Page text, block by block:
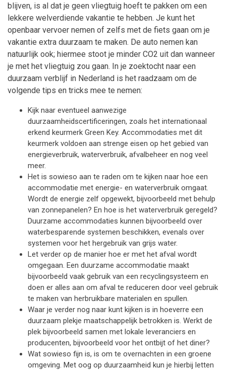
blijven, is al dat je geen vliegtuig hoeft te pakken om een
lekkere welverdiende vakantie te hebben. Je kunt het
openbaar vervoer nemen of zelfs met de fiets gaan om je
vakantie extra duurzaam te maken. De auto nemen kan
natuurlijk ook; hiermee stoot je minder CO2 uit dan wanneer
je met het vliegtuig zou gaan. In je zoektocht naar een
duurzaam verblijf in Nederland is het raadzaam om de
volgende tips en tricks mee te nemen:
Kijk naar eventueel aanwezige
duurzaamheidscertificeringen, zoals het internationaal
erkend keurmerk Green Key. Accommodaties met dit
keurmerk voldoen aan strenge eisen op het gebied van
energieverbruik, waterverbruik, afvalbeheer en nog veel
meer.
Het is sowieso aan te raden om te kijken naar hoe een
accommodatie met energie- en waterverbruik omgaat.
Wordt de energie zelf opgewekt, bijvoorbeeld met behulp
van zonnepanelen? En hoe is het waterverbruik geregeld?
Duurzame accommodaties kunnen bijvoorbeeld over
waterbesparende systemen beschikken, evenals over
systemen voor het hergebruik van grijs water.
Let verder op de manier hoe er met het afval wordt
omgegaan. Een duurzame accommodatie maakt
bijvoorbeeld vaak gebruik van een recyclingsysteem en
doen er alles aan om afval te reduceren door veel gebruik
te maken van herbruikbare materialen en spullen.
Waar je verder nog naar kunt kijken is in hoeverre een
duurzaam plekje maatschappelijk betrokken is. Werkt de
plek bijvoorbeeld samen met lokale leveranciers en
producenten, bijvoorbeeld voor het ontbijt of het diner?
Wat sowieso fijn is, is om te overnachten in een groene
omgeving. Met oog op duurzaamheid kun je hierbij letten